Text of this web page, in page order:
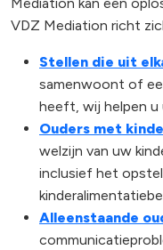
Mediation kan een
VDZ Mediation richt
Stellen die uit
samenwoont of
heeft, wij helpen u
Ouders met
welzijn van uw
inclusief het
Alleenstaande